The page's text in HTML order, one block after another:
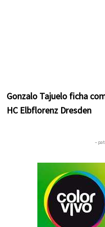
Gonzalo Tajuelo ficha
HC Elbflorenz Dresden
–